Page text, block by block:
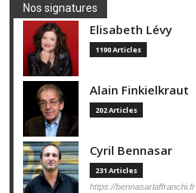
Nos signatures
Elisabeth Lévy
1190 Articles
Alain Finkielkraut
202 Articles
Cyril Bennasar
231 Articles
https://bennasarlaffranchi.fr